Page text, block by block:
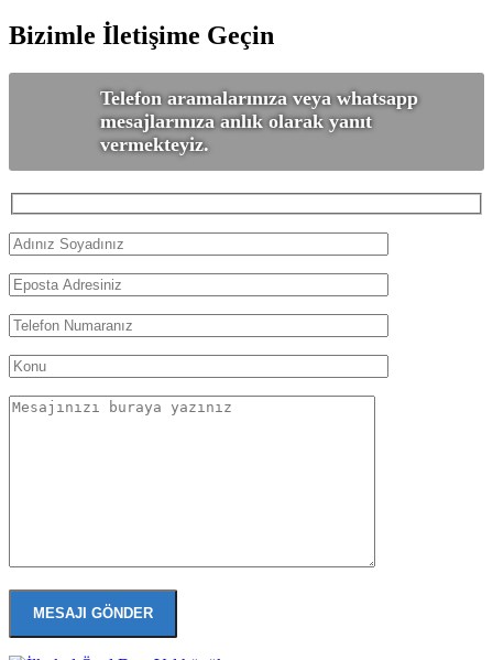
Bizimle İletişime Geçin
Telefon aramalarınıza veya whatsapp
mesajlarınıza anlık olarak yanıt
vermekteyiz.